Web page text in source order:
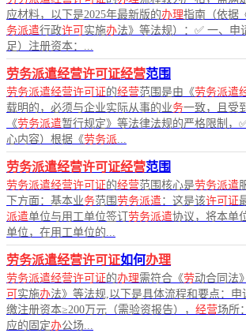
应材料，以下是2025年最新版的办理指南（依据
务派遣行政许可 实施办法》等法规）：✅ 一、申
足）注册资本：...
劳务派遣经营许可证经营范围
劳务派遣经营许可证的经营范围是由《劳务派遣
载明的，必须与企业实际从事的业务一致，且受
《劳务派遣暂行规定》等法律法规的严格限制，
心内容）根据《劳务派...
劳务派遣经营许可证经营范围
劳务派遣经营许可证的经营范围核心是劳务派遣
下方面：基本业务范围 劳务派遣：这是该许可证
派遣单位与用工单位签订 劳务派遣协议，将本单
单位，在用工单位的...
劳务派遣经营许可证如何办理
劳务派遣经营许可证的办理需符合《劳动合同法
可 实施办法》等法规,以下是具体流程和要点：申
缴注册资本≥200万元（需验资报告）， 经营场所
应的固定办公场...